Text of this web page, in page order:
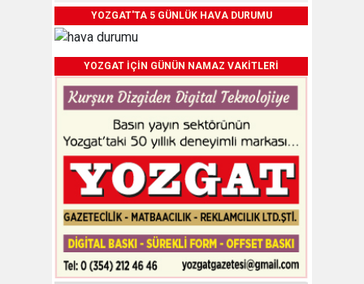
YOZGAT'TA 5 GÜNLÜK HAVA DURUMU
YOZGAT İÇİN GÜNÜN NAMAZ VAKİTLERİ